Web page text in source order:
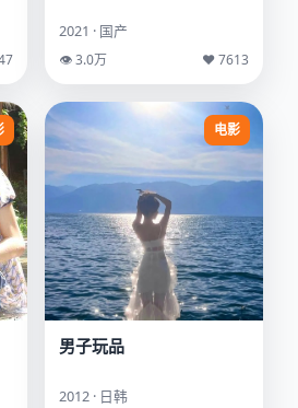
2021 · 国产
👁 3.0万 ♥ 7613
电影
男子玩品
2012 · 日韩